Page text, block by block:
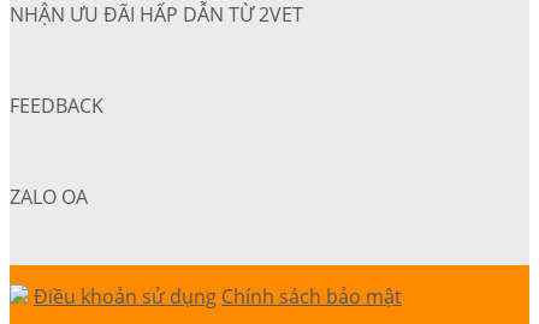
NHẬN ƯU ĐÃI HẤP DẪN TỪ 2VET
FEEDBACK
ZALO OA
Điều khoản sử dụng Chính sách bảo mật